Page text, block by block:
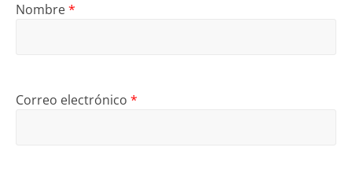
Nombre*
Correo electrónico *